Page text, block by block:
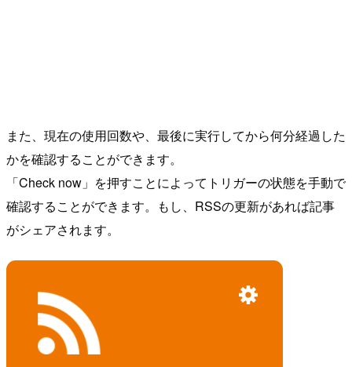
また、現在の使用回数や、最後に実行してから何分経過した
かを確認することができます。
「Check now」を押すことによってトリガーの状態を手動で
確認することができます。もし、RSSの更新があれば記事
がシェアされます。